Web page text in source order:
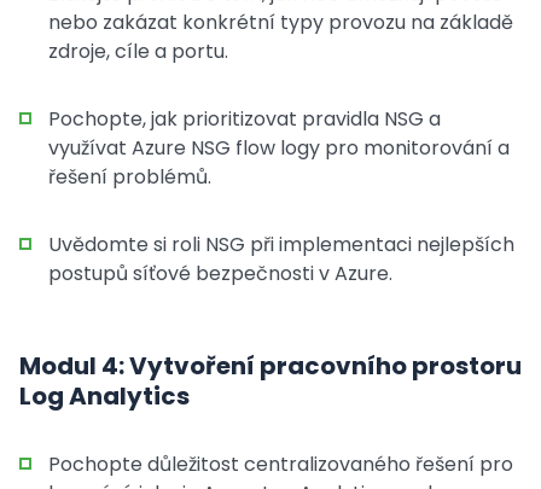
nebo zakázat konkrétní typy provozu na základě
zdroje, cíle a portu.
Pochopte, jak prioritizovat pravidla NSG a
využívat Azure NSG flow logy pro monitorování a
řešení problémů.
Uvědomte si roli NSG při implementaci nejlepších
postupů síťové bezpečnosti v Azure.
Modul 4: Vytvoření pracovního prostoru
Log Analytics
Pochopte důležitost centralizovaného řešení pro